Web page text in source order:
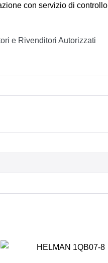
con servizio di controllo
e Rivenditori Autorizzati